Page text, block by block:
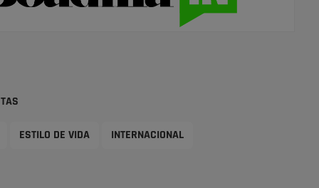
ESTILO DE VIDA INTERNACIONAL